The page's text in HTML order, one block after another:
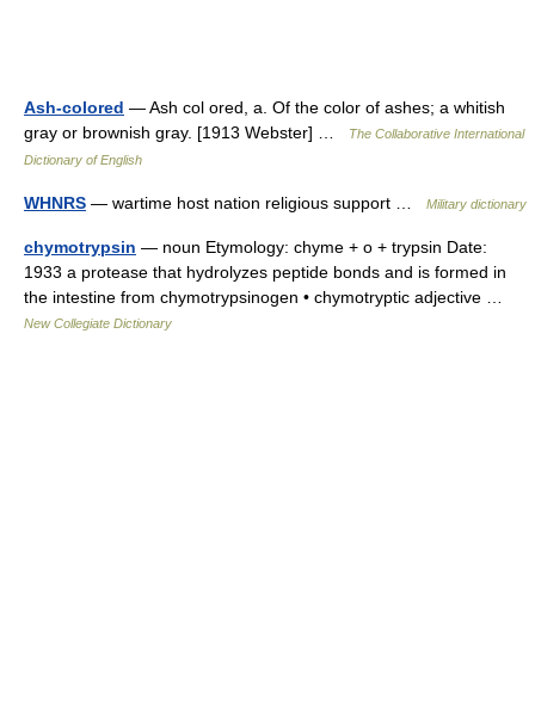
Ash-colored — Ash col ored, a. Of the color of ashes; a whitish
gray or brownish gray. [1913 Webster] …
The Collaborative International
Dictionary of English
WHNRS — wartime host nation religious support … Military dictionary
chymotrypsin — noun Etymology: chyme + o + trypsin Date:
1933 a protease that hydrolyzes peptide bonds and is formed in
the intestine from chymotrypsinogen • chymotryptic adjective …
New Collegiate Dictionary